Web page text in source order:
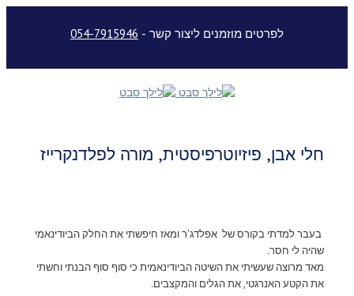
לפרטים מוזמנים ליצור קשר - 054-7915946
חלי אבן, פיזיוטרפיסטית, מורה לפלדנקרייז
בעבר למדתי בקורס של אפלדג'ר ומאז חיפשתי את החלק הביודינאמי
שהיה לי חסר.
מאד מרוצה שעשיתי את השיטה הביודינאמית כי סוף סוף הבנתי וחשתי
את הקטע האנרגטי, את הגלים והמקצבים.